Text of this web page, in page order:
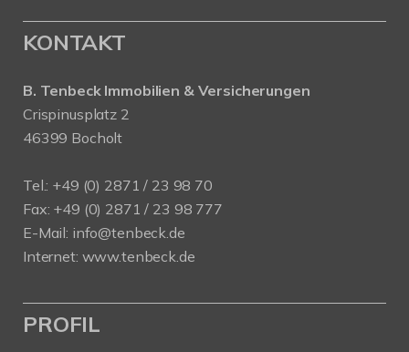
KONTAKT
B. Tenbeck Immobilien & Versicherungen
Crispinusplatz 2
46399 Bocholt
Tel.: +49 (0) 2871 / 23 98 70
Fax: +49 (0) 2871 / 23 98 777
E-Mail: info@tenbeck.de
Internet: www.tenbeck.de
PROFIL